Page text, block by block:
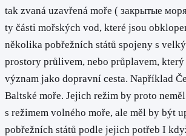
tak zvaná uzavřená moře ( закрытые
ty části mořských vod, které jsou
několika pobřežních států spojeny s
prostory průlivem, nebo průplavem, který
význam jako dopravní cesta. Například
Baltské moře. Jejich režim by proto
s režimem volného moře, ale měl by být
pobřežních států podle jejich potřeb I